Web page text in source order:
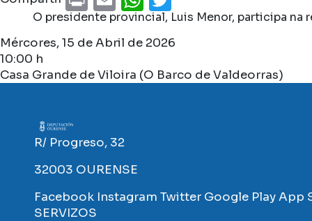
O presidente provincial, Luis Menor, participa na
Mércores, 15 de Abril de 2026
10:00 h
Casa Grande de Viloira (O Barco de Valdeorras)
Imaxe
R/ Progreso, 32
32003 OURENSE
Facebook Instagram Twitter Google PlayApp
SERVIZOS